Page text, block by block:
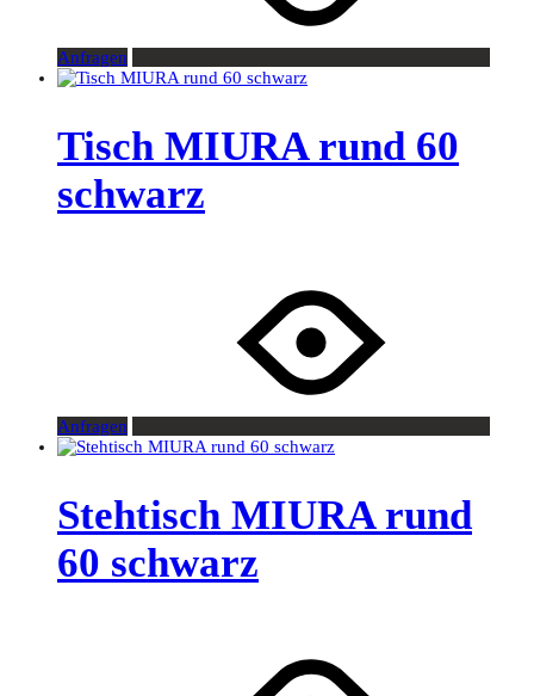
Anfragen
Tisch MIURA rund 60
schwarz
Anfragen
Stehtisch MIURA rund
60 schwarz